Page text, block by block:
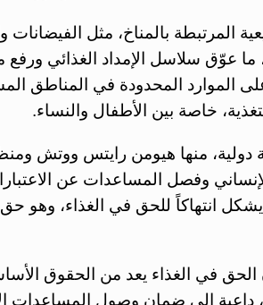
المرتبطة بالمناخ، مثل الفيضانات
ما عوّق سلاسل الإمداد الغذائي
الموارد المحدودة في المناطق
خاصة بين الأطفال والنساء.
منها هيومن رايتس ووتش
وفصل المساعدات عن
يشكل انتهاكاً للحق في الغذاء،
الحق في الغذاء يعد من الحقوق
داعية إلى ضمان وصول المساعدات